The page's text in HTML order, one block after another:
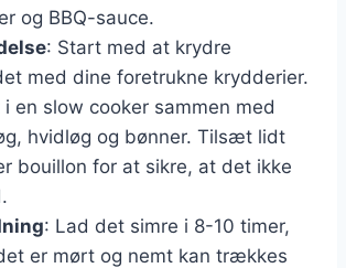
og BBQ-sauce.
: Start med at krydre
med dine foretrukne krydderier.
en slow cooker sammen med
hvidløg og bønner. Tilsæt lidt
bouillon for at sikre, at det ikke
: Lad det simre i 8-10 timer,
er mørt og nemt kan trækkes